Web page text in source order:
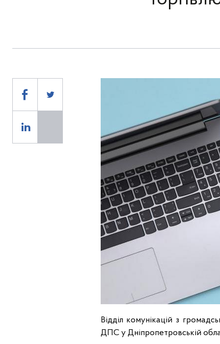
Відділ комунікацій з
ДПС у Дніпропетровській